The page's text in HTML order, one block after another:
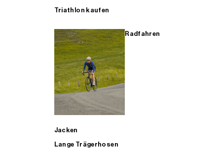
Triathlon kaufen
Radfahren
Jacken
Lange Trägerhosen